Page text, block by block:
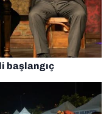
başlangıç